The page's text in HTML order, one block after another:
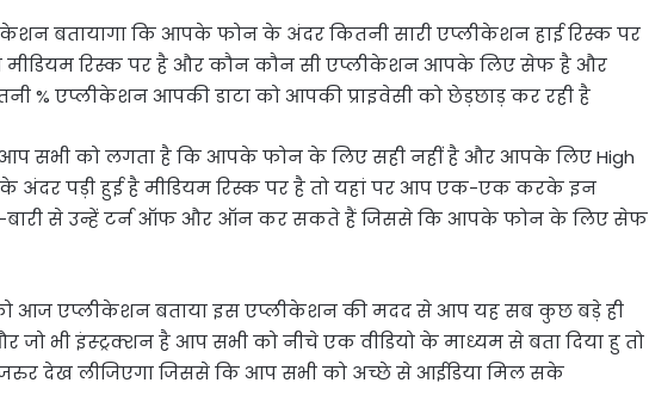
बतायागा कि आपके फोन के अंदर कितनी सारी एप्लीकेशन हाई रिस्क पर
मीडियम रिस्क पर है और कौन कौन सी एप्लीकेशन आपके लिए सेफ है और
% एप्लीकेशन आपकी डाटा को आपकी प्राइवेसी को छेड़छाड़ कर रही है
आप सभी को लगता है कि आपके फोन के लिए सही नहीं है और आपके लिए High
पड़ी हुई है मीडियम रिस्क पर है तो यहां पर आप एक-एक करके इन
बारी से उन्हें टर्न ऑफ और ऑन कर सकते हैं जिससे कि आपके फोन के लिए सेफ
आज एप्लीकेशन बताया इस एप्लीकेशन की मदद से आप यह सब कुछ बड़े ही
भी इंस्ट्रक्शन है आप सभी को नीचे एक वीडियो के माध्यम से बता दिया हु तो
देख लीजिएगा जिससे कि आप सभी को अच्छे से आईडिया मिल सके